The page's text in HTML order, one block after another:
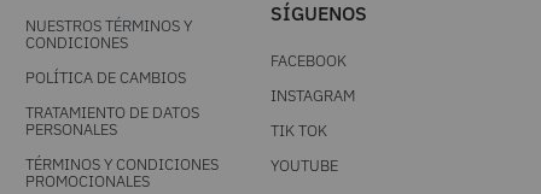
NUESTROS TÉRMINOS Y
CONDICIONES
POLÍTICA DE CAMBIOS
TRATAMIENTO DE DATOS
PERSONALES
TÉRMINOS Y CONDICIONES
PROMOCIONALES
SÍGUENOS
FACEBOOK
INSTAGRAM
TIK TOK
YOUTUBE